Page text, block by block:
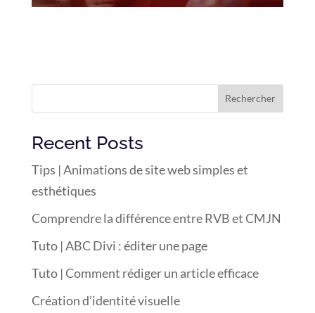
Rechercher
Recent Posts
Tips | Animations de site web simples et
esthétiques
Comprendre la différence entre RVB et CMJN
Tuto | ABC Divi : éditer une page
Tuto | Comment rédiger un article efficace
Création d’identité visuelle